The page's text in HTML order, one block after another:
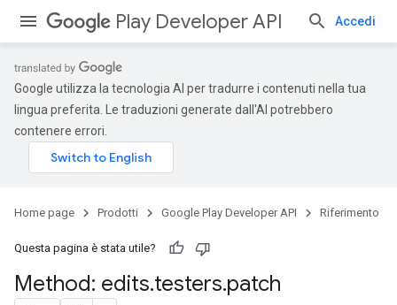
Play Developer API Accedi
Google utilizza la tecnologia AI per tradurre i contenuti nella tua
lingua preferita. Le traduzioni generate dall'AI potrebbero
contenere errori.
Home page Prodotti Google Play Developer API Riferimento
Questa pagina è stata utile?
Method: edits.testers.patch